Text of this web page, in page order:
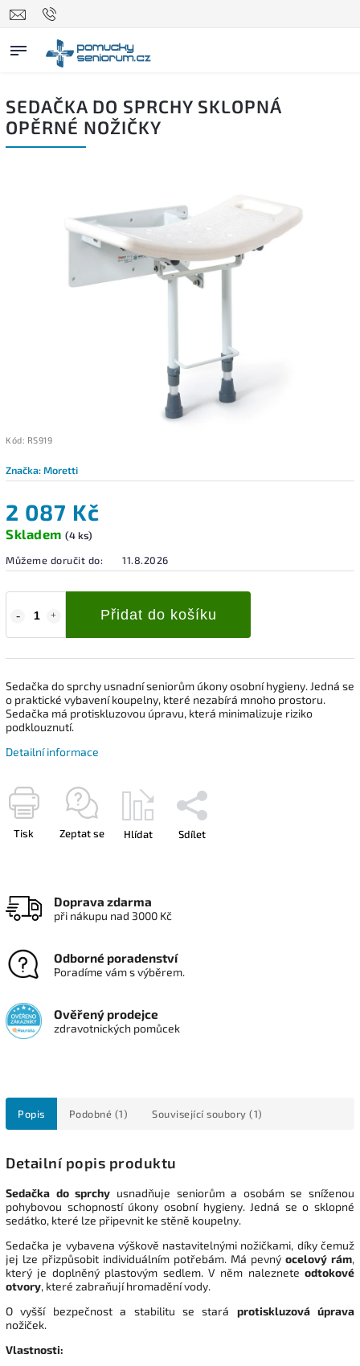
SEDAČKA DO SPRCHY SKLOPNÁ
OPĚRNÉ NOŽIČKY
Kód: RS919
Značka:Moretti
2 087 Kč
Skladem (4 ks)
Můžeme doručit do:
11.8.2026
Přidat do košíku
Sedačka do sprchy usnadní seniorům úkony osobní hygieny. Jedná se
o praktické vybavení koupelny, které nezabírá mnoho prostoru.
Sedačka má protiskluzovou úpravu, která minimalizuje riziko
podklouznutí.
Detailní informace
Tisk Zeptat se Hlídat Sdílet
Doprava zdarma
při nákupu nad 3000 Kč
Odborné poradenství
Poradíme vám s výběrem.
Ověřený prodejce
zdravotnických pomůcek
Popis Podobné (1) Související soubory (1)
Detailní popis produktu
Sedačka do sprchy usnadňuje seniorům a osobám se sníženou
pohybovou schopností úkony osobní hygieny. Jedná se o sklopné
sedátko, které lze připevnit ke stěně koupelny.
Sedačka je vybavena výškově nastavitelnými nožičkami, díky čemuž
jej lze přizpůsobit individuálním potřebám. Má pevný ocelový rám,
který je doplněný plastovým sedlem. V něm naleznete odtokové
otvory, které zabraňují hromadění vody.
O vyšší bezpečnost a stabilitu se stará protiskluzová úprava
nožiček.
Vlastnosti: